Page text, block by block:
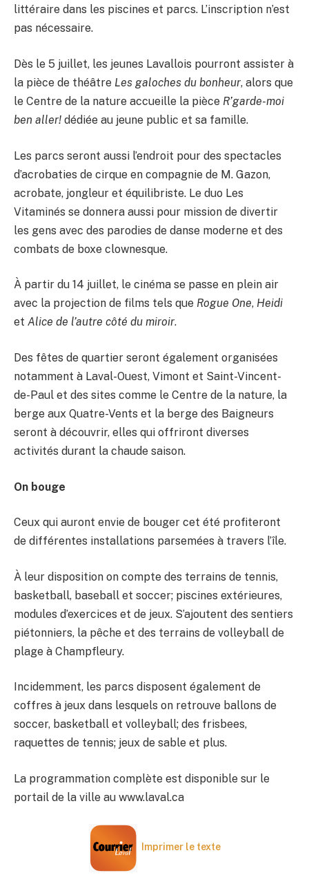
littéraire dans les piscines et parcs. L’inscription n’est
pas nécessaire.
Dès le 5 juillet, les jeunes Lavallois pourront assister à
la pièce de théâtre Les galoches du bonheur, alors que
le Centre de la nature accueille la pièce R’garde-moi
ben aller! dédiée au jeune public et sa famille.
Les parcs seront aussi l’endroit pour des spectacles
d’acrobaties de cirque en compagnie de M. Gazon,
acrobate, jongleur et équilibriste. Le duo Les
Vitaminés se donnera aussi pour mission de divertir
les gens avec des parodies de danse moderne et des
combats de boxe clownesque.
À partir du 14 juillet, le cinéma se passe en plein air
avec la projection de films tels que Rogue One, Heidi
et Alice de l’autre côté du miroir.
Des fêtes de quartier seront également organisées
notamment à Laval-Ouest, Vimont et Saint-Vincent-
de-Paul et des sites comme le Centre de la nature, la
berge aux Quatre-Vents et la berge des Baigneurs
seront à découvrir, elles qui offriront diverses
activités durant la chaude saison.
On bouge
Ceux qui auront envie de bouger cet été profiteront
de différentes installations parsemées à travers l’île.
À leur disposition on compte des terrains de tennis,
basketball, baseball et soccer; piscines extérieures,
modules d’exercices et de jeux. S’ajoutent des sentiers
piétonniers, la pêche et des terrains de volleyball de
plage à Champfleury.
Incidemment, les parcs disposent également de
coffres à jeux dans lesquels on retrouve ballons de
soccer, basketball et volleyball; des frisbees,
raquettes de tennis; jeux de sable et plus.
La programmation complète est disponible sur le
portail de la ville au www.laval.ca
Imprimer le texte